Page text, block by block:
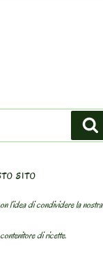
SITO
l’idea di condividere la nostra
di ricette.